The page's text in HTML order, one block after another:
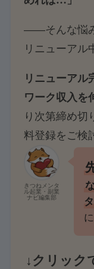
――そんな悩
リニューアル
リニューアル
ワーク収入を
り次第締め切
料登録をご検
きつねメンタ
ル起業・副業
ナビ編集部
↓クリック